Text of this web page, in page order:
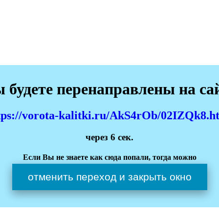
перенаправлены на
vorota-kalitki.ru/AkS4rOb/
через 6 сек.
Если Вы не знаете как сюда попали, тогда можно
отменить переход и закрыть окно